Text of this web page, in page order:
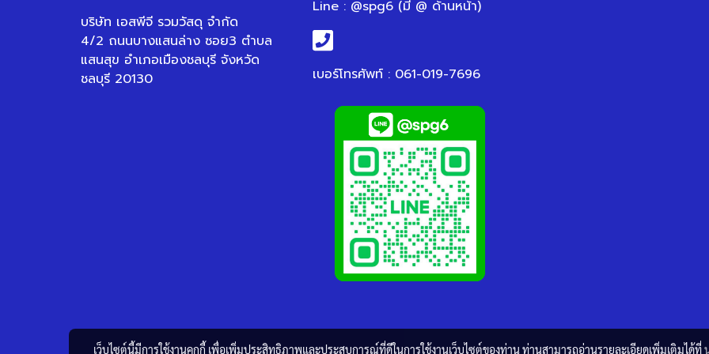
บริษัท เอสพีจี รวมวัสดุ จำกัด
4/2 ถนนบางแสนล่าง ซอย3 ตำบล
แสนสุข อำเภอเมืองชลบุรี จังหวัด
ชลบุรี 20130
Line : @spg6 (มี @ ด้านหน้า)
เบอร์โทรศัพท์ : 061-019-7696
เว็บไซต์นี้มีการใช้งานคุกกี้ เพื่อเพิ่มประสิทธิภาพและประสบการณ์ที่ดีในการใช้งานเว็บไซต์ของท่าน ท่านสามารถอ่านรายละเอียดเพิ่มเติมได้ที่